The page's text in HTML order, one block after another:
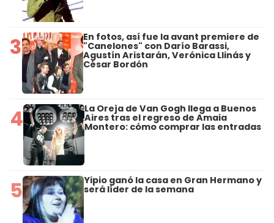
3 En fotos, así fue la avant premiere de
"Canelones" con Darío Barassi,
Agustín Aristarán, Verónica Llinás y
César Bordón
4 La Oreja de Van Gogh llega a Buenos
Aires tras el regreso de Amaia
Montero: cómo comprar las entradas
5 Yipio ganó la casa en Gran Hermano y
será líder de la semana